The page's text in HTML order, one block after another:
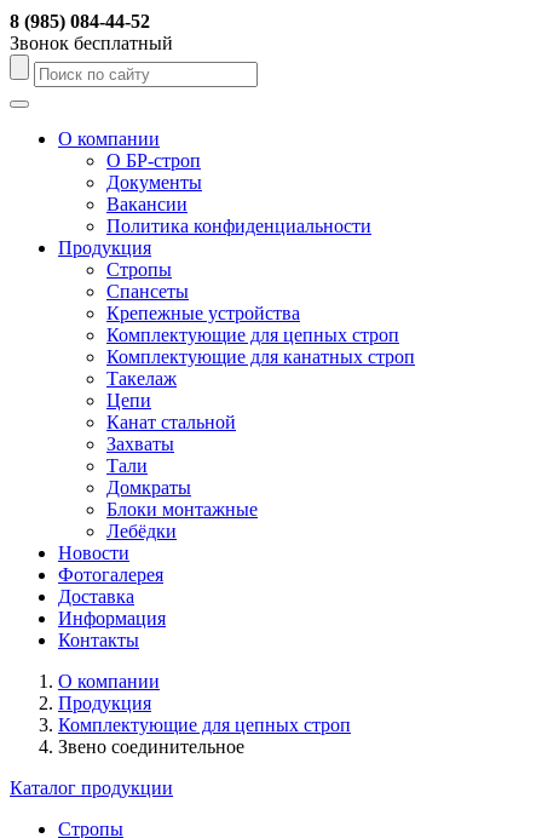
8 (985) 084-44-52
Звонок бесплатный
О компании
О БР-строп
Документы
Вакансии
Политика конфиденциальности
Продукция
Стропы
Спансеты
Крепежные устройства
Комплектующие для цепных строп
Комплектующие для канатных строп
Такелаж
Цепи
Канат стальной
Захваты
Тали
Домкраты
Блоки монтажные
Лебёдки
Новости
Фотогалерея
Доставка
Информация
Контакты
О компании
Продукция
Комплектующие для цепных строп
Звено соединительное
Каталог продукции
Стропы